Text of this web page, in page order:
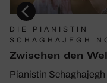
DIE PIANISTIN
SCHAGHAJEGH
Zwischen den
Pianistin Schaghajegh